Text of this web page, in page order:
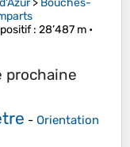
> Bouches-
: 28’487 m •
prochaine
- Orientation